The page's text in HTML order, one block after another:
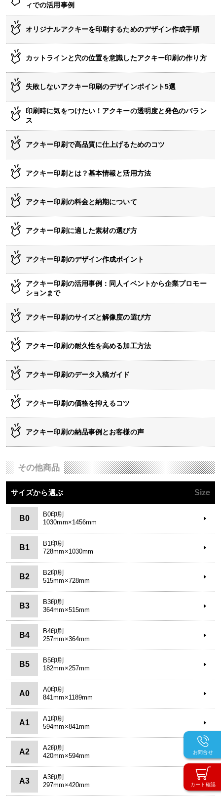
カート確認
お問合せ
ィでの活用事例
オリジナルアクキーを印刷するためのデザイン作成手順
カットラインと穴の位置を意識したアクキー印刷の作り方
失敗しないアクキー印刷のデザインポイント5選
印刷時に気をつけたい！アクキーの透明度と発色のバラン
ス
アクキー印刷で高品質に仕上げるためのコツ
アクキー印刷とは？基本情報と活用方法
アクキー印刷の料金と納期について
アクキー印刷に適した素材の選び方
アクキー印刷のデザイン作成ポイント
アクキー印刷の活用事例：同人イベントから企業プロモー
ションまで
アクキー印刷のサイズと解像度の選び方
アクキー印刷の耐久性を高める加工方法
アクキー印刷のデータ入稿ガイド
アクキー印刷の価格を抑えるコツ
アクキー印刷の納品事例とお客様の声
その他商品
サイズから選ぶ Size
B0
B0印刷
1030mm×1456mm
B1
B1印刷
728mm×1030mm
B2
B2印刷
515mm×728mm
B3
B3印刷
364mm×515mm
B4
B4印刷
257mm×364mm
B5
B5印刷
182mm×257mm
A0
A0印刷
841mm×1189mm
A1
A1印刷
594mm×841mm
A2
A2印刷
420mm×594mm
A3
A3印刷
297mm×420mm